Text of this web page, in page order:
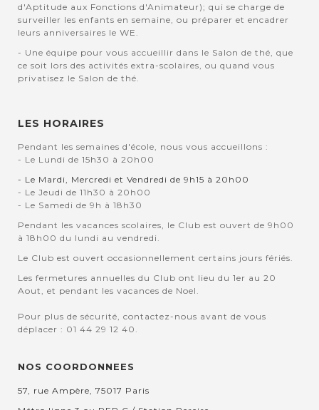
d'Aptitude aux Fonctions d'Animateur); qui se charge de
surveiller les enfants en semaine, ou préparer et encadrer
leurs anniversaires le WE.
- Une équipe pour vous accueillir dans le Salon de thé, que
ce soit lors des activités extra-scolaires, ou quand vous
privatisez le Salon de thé.
LES HORAIRES
Pendant les semaines d'école, nous vous accueillons :
- Le Lundi de 15h30 à 20h00
- Le Mardi, Mercredi et Vendredi de 9h15 à 20h00
- Le Jeudi de 11h30 à 20h00
- Le Samedi de 9h à 18h30
Pendant les vacances scolaires, le Club est ouvert de 9h00
à 18h00 du lundi au vendredi.
Le Club est ouvert occasionnellement certains jours fériés.
Les fermetures annuelles du Club ont lieu du 1er au 20
Aout, et pendant les vacances de Noel.
Pour plus de sécurité, contactez-nous avant de vous
déplacer : 01 44 29 12 40.
NOS COORDONNEES
57, rue Ampère, 75017 Paris